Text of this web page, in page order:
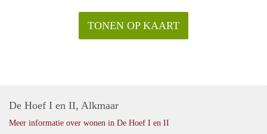
TONEN OP KAART
De Hoef I en II, Alkmaar
Meer informatie over wonen in De Hoef I en II